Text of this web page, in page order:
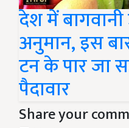
देश में
अनुमान, इस
टन के पार जा
पैदावार
Share your